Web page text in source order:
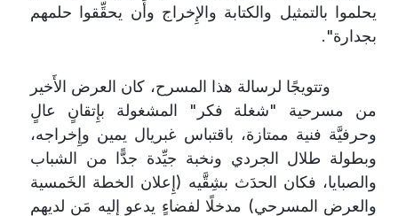
يحلموا بالتمثيل والكتابة والإِخراج وأَن يحقِّقوا حلمهم
بجدارة".
وتتويجًا لرسالة هذا المسرح، كان العرض الأَخير
من مسرحية "شغلة فكر" المشغولة بإِتقانٍ عالٍ
وحرفيَّة فنية ممتازة، باقتباس غبريال يمين وإِخراجه،
وبطولة طلال الجردي ونخبة جيِّدة جدًّا من الشباب
والصبايا، فكان الحدَث بشِقَّيه (إِعلان الخطة الخَمسية
والعرض المسرحي) مدخلًا لفضاءٍ يدعو إِليه مَن لديهم